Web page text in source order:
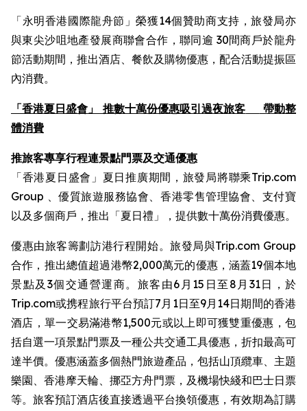
「永明香港國際龍舟節」榮獲14個贊助商支持，旅發局亦
與東尖沙咀地產發展商聯會合作，聯同逾 30間商戶於龍舟
節活動期間，推出酒店、餐飲及購物優惠，配合活動提振區
內消費。
「香港夏日盛會」 推數十萬份優惠吸引過夜旅客
帶動整
體消費
推旅客專享行程連景點門票及交通優惠
「香港夏日盛會」夏日推廣期間，旅發局將聯乘Trip.com
Group 、優質旅遊服務協會、香港零售管理協會、支付寶
以及多個商戶，推出「夏日禮」，提供數十萬份消費優惠。
優惠由旅客籌劃訪港行程開始。旅發局與Trip.com Group
合作，推出總值超過港幣2,000萬元的優惠，涵蓋19個本地
景點及3個交通營運商。旅客由6月15日至8月31日，於
Trip.com或携程旅行平台預訂7月1日至9月14日期間的香港
酒店，單一交易滿港幣1,500元或以上即可獲雙重優惠，包
括自選一項景點門票及一種公共交通工具優惠，折扣最高可
達半價。優惠涵蓋多個熱門旅遊產品，包括山頂纜車、主題
樂園、香港摩天輪、挪亞方舟門票，及機場快綫和巴士日票
等。旅客預訂酒店後直接透過平台換領優惠，有效期為訂購